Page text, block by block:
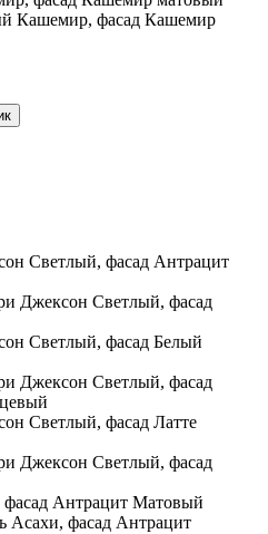
Кашемир, фасад Кашемир
Джексон Светлый, фасад
Джексон Светлый, фасад
Джексон Светлый, фасад
Асахи, фасад Антрацит